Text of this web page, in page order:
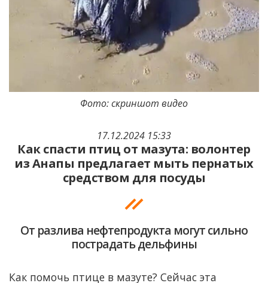
17.12.2024 15:33
Как спасти птиц от мазута: волонтер
из Анапы предлагает мыть пернатых
средством для посуды
От разлива нефтепродукта могут сильно
пострадать дельфины
Фото: скриншот видео
Как помочь птице в мазуте? Сейчас эта